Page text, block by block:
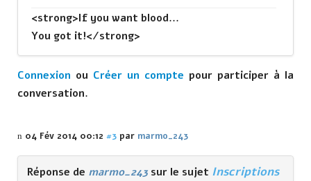
<strong>If you want blood...
You got it!</strong>
Connexion ou Créer un compte pour participer à la
conversation.
04 Fév 2014 00:12 #3 par marmo_243
Réponse de marmo_243 sur le sujet Inscriptions